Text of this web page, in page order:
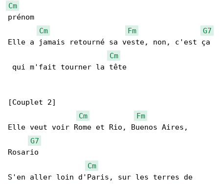
Cm
prénom
Cm
Fm
G7
Elle a jamais retourné sa veste, non, c'est ça
Cm
qui m'fait tourner la tête
[Couplet 2]
Cm
Fm
Elle veut voir Rome et Rio, Buenos Aires,
G7
Rosario
Cm